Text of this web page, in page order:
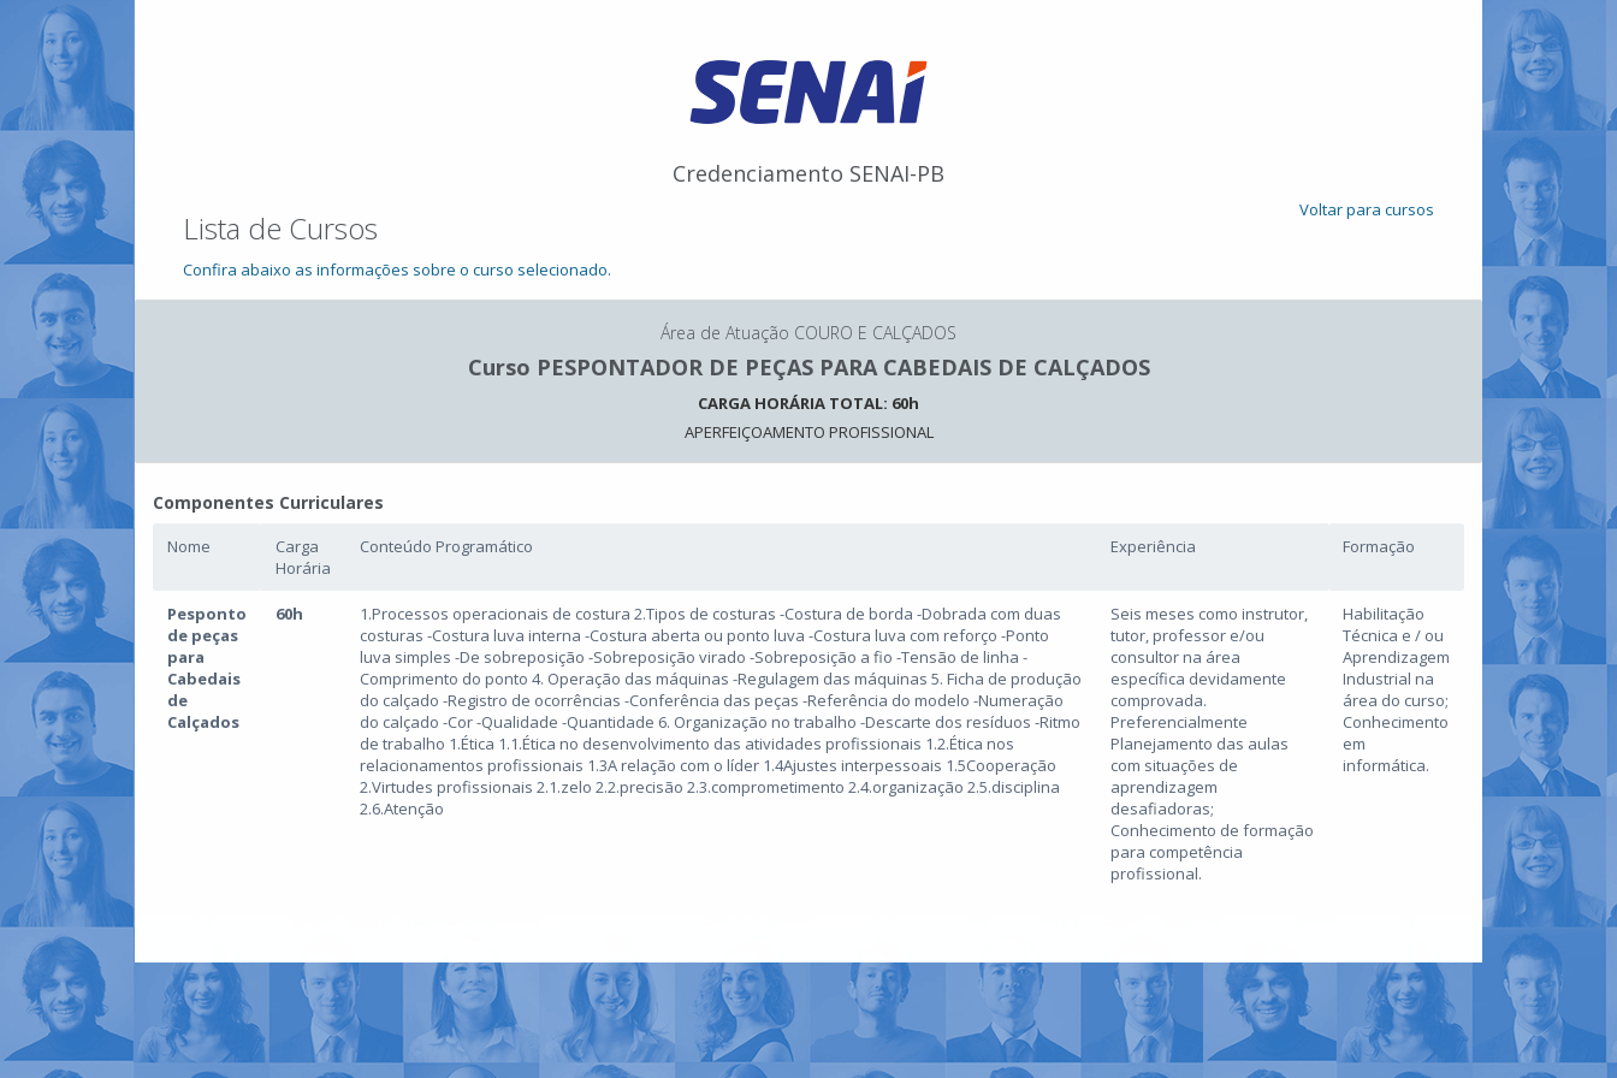
Credenciamento SENAI-PB
Lista de Cursos
Confira abaixo as informações sobre o curso selecionado.
Voltar para cursos
Área de Atuação COURO E CALÇADOS
Curso PESPONTADOR DE PEÇAS PARA CABEDAIS DE CALÇADOS
CARGA HORÁRIA TOTAL: 60h
APERFEIÇOAMENTO PROFISSIONAL
Componentes Curriculares
Nome
Carga
Horária
Conteúdo Programático Experiência Formação
Pesponto
de peças
para
Cabedais
de
Calçados
60h
1.Processos operacionais de costura 2.Tipos de costuras -Costura de borda -Dobrada com duas
costuras -Costura luva interna -Costura aberta ou ponto luva -Costura luva com reforço -Ponto
luva simples -De sobreposição -Sobreposição virado -Sobreposição a fio -Tensão de linha -
Comprimento do ponto 4. Operação das máquinas -Regulagem das máquinas 5. Ficha de produção
do calçado -Registro de ocorrências -Conferência das peças -Referência do modelo -Numeração
do calçado -Cor -Qualidade -Quantidade 6. Organização no trabalho -Descarte dos resíduos -Ritmo
de trabalho 1.Ética 1.1.Ética no desenvolvimento das atividades profissionais 1.2.Ética nos
relacionamentos profissionais 1.3A relação com o líder 1.4Ajustes interpessoais 1.5Cooperação
2.Virtudes profissionais 2.1.zelo 2.2.precisão 2.3.comprometimento 2.4.organização 2.5.disciplina
2.6.Atenção
Seis meses como instrutor,
tutor, professor e/ou
consultor na área
específica devidamente
comprovada.
Preferencialmente
Planejamento das aulas
com situações de
aprendizagem
desafiadoras;
Conhecimento de formação
para competência
profissional.
Habilitação
Técnica e / ou
Aprendizagem
Industrial na
área do curso;
Conhecimento
em
informática.